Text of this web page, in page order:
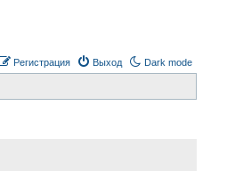
Dark mode
Выход
Регистрация